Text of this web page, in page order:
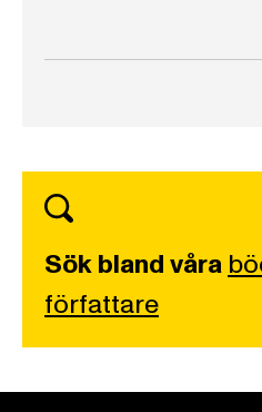
Sök bland våra
författare